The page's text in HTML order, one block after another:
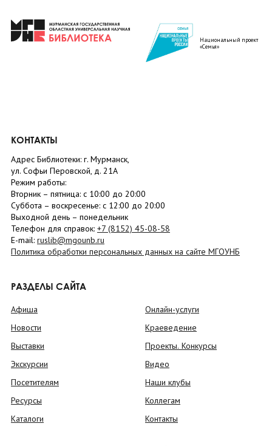
Национальный проект
«Семья»
КОНТАКТЫ
Адрес Библиотеки: г. Мурманск,
ул. Софьи Перовской, д. 21А
Режим работы:
Вторник – пятница: с 10:00 до 20:00
Суббота – воскресенье: c 12:00 до 20:00
Выходной день – понедельник
Телефон для справок: +7 (8152) 45-08-58
E-mail: ruslib@mgounb.ru
Политика обработки персональных данных на сайте МГОУНБ
РАЗДЕЛЫ САЙТА
Афиша
Новости
Выставки
Экскурсии
Посетителям
Ресурсы
Каталоги
Онлайн-услуги
Краеведение
Проекты. Конкурсы
Видео
Наши клубы
Коллегам
Контакты